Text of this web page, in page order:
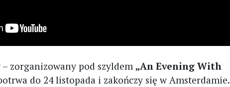
zorganizowany pod szyldem „An Evening With
do 24 listopada i zakończy się w Amsterdamie.